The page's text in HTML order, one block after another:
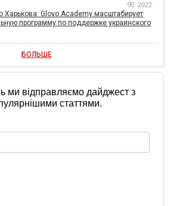
2022
Харькова: Glovo Academy масштабирует
программу по поддержке украинского
БОЛЬШЕ
ми відправляємо дайджест з
статтями.